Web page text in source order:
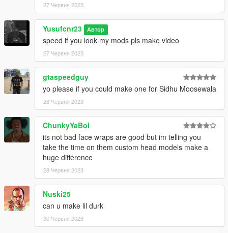
27 Червня 2023
Yusufcnr23 Автор
speed if you look my mods pls make video
27 Червня 2023
gtaspeedguy
yo please if you could make one for Sidhu Moosewala
28 Червня 2023
ChunkyYaBoi
its not bad face wraps are good but im telling you
take the time on them custom head models make a
huge difference
28 Червня 2023
Nuski25
can u make lil durk
30 Червня 2023